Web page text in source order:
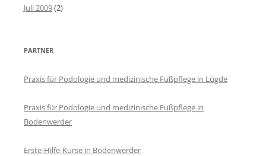
Juli 2009(2)
PARTNER
Praxis für Podologie und medizinische Fußpflege in Lügde
Praxis für Podologie und medizinische Fußpflege in
Bodenwerder
Erste-Hilfe-Kurse in Bodenwerder